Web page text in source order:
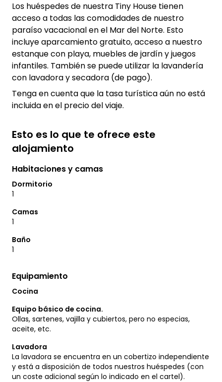
Los huéspedes de nuestra Tiny House tienen
acceso a todas las comodidades de nuestro
paraíso vacacional en el Mar del Norte. Esto
incluye aparcamiento gratuito, acceso a nuestro
estanque con playa, muebles de jardín y juegos
infantiles. También se puede utilizar la lavandería
con lavadora y secadora (de pago).
Tenga en cuenta que la tasa turística aún no está
incluida en el precio del viaje.
Esto es lo que te ofrece este
alojamiento
Habitaciones y camas
Dormitorio
1
Camas
1
Baño
1
Equipamiento
Cocina
Equipo básico de cocina.
Ollas, sartenes, vajilla y cubiertos, pero no especias,
aceite, etc.
Lavadora
La lavadora se encuentra en un cobertizo independiente
y está a disposición de todos nuestros huéspedes (con
un coste adicional según lo indicado en el cartel).